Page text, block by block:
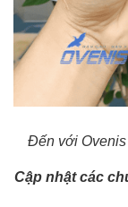
Đến với
Cập nhật các